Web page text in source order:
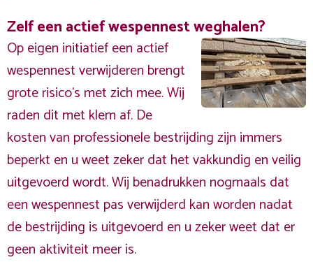
Zelf een actief wespennest weghalen?
Op eigen initiatief een actief
wespennest verwijderen brengt
grote risico’s met zich mee. Wij
raden dit met klem af. De
kosten van professionele bestrijding zijn immers
beperkt en u weet zeker dat het vakkundig en veilig
uitgevoerd wordt. Wij benadrukken nogmaals dat
een wespennest pas verwijderd kan worden nadat
de bestrijding is uitgevoerd en u zeker weet dat er
geen aktiviteit meer is.